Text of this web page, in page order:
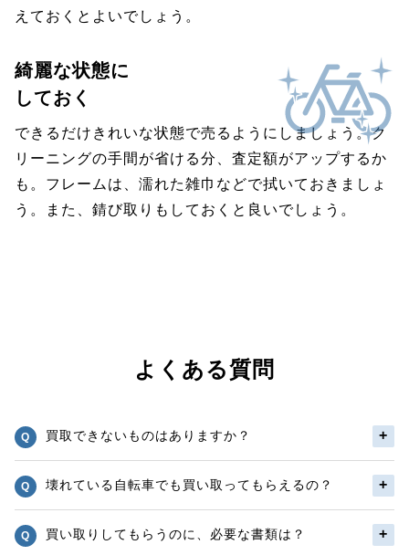
えておくとよいでしょう。
綺麗な状態に
しておく
できるだけきれいな状態で売るようにしましょう。ク
リーニングの手間が省ける分、査定額がアップするか
も。フレームは、濡れた雑巾などで拭いておきましょ
う。また、錆び取りもしておくと良いでしょう。
よくある質問
買取できないものはありますか？
壊れている自転車でも買い取ってもらえるの？
買い取りしてもらうのに、必要な書類は？